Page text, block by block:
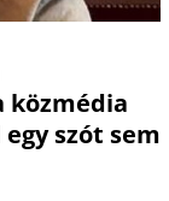
közmédia
szót sem